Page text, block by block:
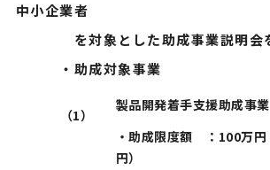
中小企業者
を対象とした助成事業説明会を
・助成対象事業
（1）
製品開発着手支援助成事業
・助成限度額 ：100万円
円）